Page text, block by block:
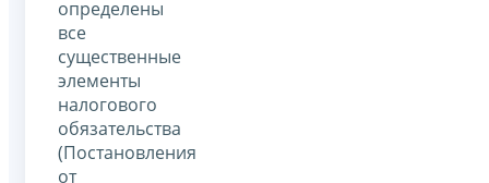
определены
все
существенные
элементы
налогового
обязательства
(Постановления
от